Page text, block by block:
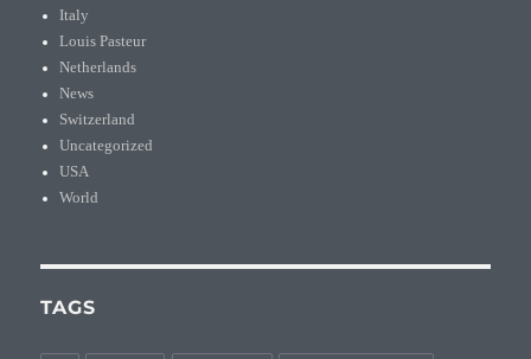
Italy
Louis Pasteur
Netherlands
News
Switzerland
Uncategorized
USA
World
TAGS